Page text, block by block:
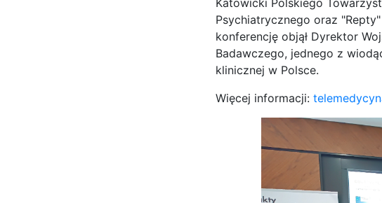
Psychiatrycznego oraz
konferencję objął Dyrektor
Badawczego, jednego z
klinicznej w Polsce.
Więcej informacji: